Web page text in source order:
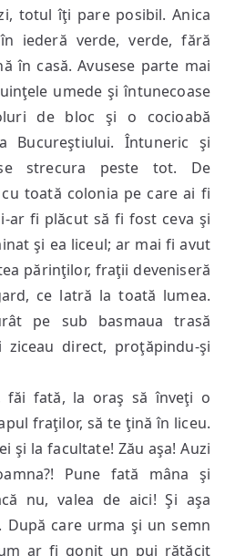
totul îţi pare posibil. Anica
iederă verde, verde, fără
în casă. Avusese parte mai
umede şi întunecoase
de bloc şi o cocioabă
Bucureştiului. Întuneric şi
strecura peste tot. De
toată colonia pe care ai fi
ar fi plăcut să fi fost ceva şi
şi ea liceul; ar mai fi avut
părinţilor, fraţii deveniseră
ce latră la toată lumea.
pe sub basmaua trasă
direct, proţăpindu-şi
fată, la oraş să înveţi o
fraţilor, să te ţină în liceu.
şi la facultate! Zău aşa! Auzi
Pune fată mâna şi
nu, valea de aici! Şi aşa
care urma şi un semn
ar fi gonit un pui rătăcit